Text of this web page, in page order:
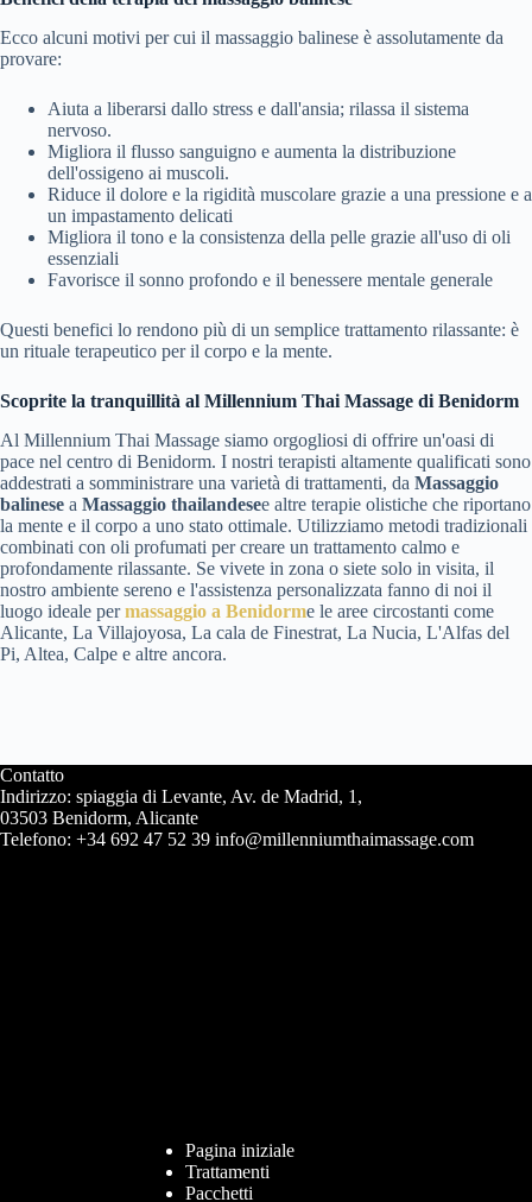
Ecco alcuni motivi per cui il massaggio balinese è assolutamente da
provare:
Aiuta a liberarsi dallo stress e dall'ansia; rilassa il sistema
nervoso.
Migliora il flusso sanguigno e aumenta la distribuzione
dell'ossigeno ai muscoli.
Riduce il dolore e la rigidità muscolare grazie a una pressione e a
un impastamento delicati
Migliora il tono e la consistenza della pelle grazie all'uso di oli
essenziali
Favorisce il sonno profondo e il benessere mentale generale
Questi benefici lo rendono più di un semplice trattamento rilassante: è
un rituale terapeutico per il corpo e la mente.
Scoprite la tranquillità al Millennium Thai Massage di Benidorm
Al Millennium Thai Massage siamo orgogliosi di offrire un'oasi di
pace nel centro di Benidorm. I nostri terapisti altamente qualificati sono
addestrati a somministrare una varietà di trattamenti, da Massaggio
balinese a Massaggio thailandesee altre terapie olistiche che riportano
la mente e il corpo a uno stato ottimale. Utilizziamo metodi tradizionali
combinati con oli profumati per creare un trattamento calmo e
profondamente rilassante. Se vivete in zona o siete solo in visita, il
nostro ambiente sereno e l'assistenza personalizzata fanno di noi il
luogo ideale permassaggio a Benidorme le aree circostanti come
Alicante, La Villajoyosa, La cala de Finestrat, La Nucia, L'Alfas del
Pi, Altea, Calpe e altre ancora.
Contatto
Indirizzo: spiaggia di Levante, Av. de Madrid, 1,
03503 Benidorm, Alicante
Telefono: +34 692 47 52 39 info@millenniumthaimassage.com
Pagina iniziale
Trattamenti
Pacchetti